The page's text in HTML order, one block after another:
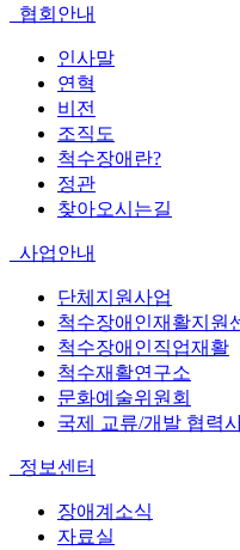
협회안내
인사말
연혁
비전
조직도
척수장애란?
정관
찾아오시는길
사업안내
단체지원사업
척수장애인재활지원
척수장애인직업재활
척수재활연구소
문화예술위원회
국제 교류/개발 협력
정보센터
장애계소식
자료실